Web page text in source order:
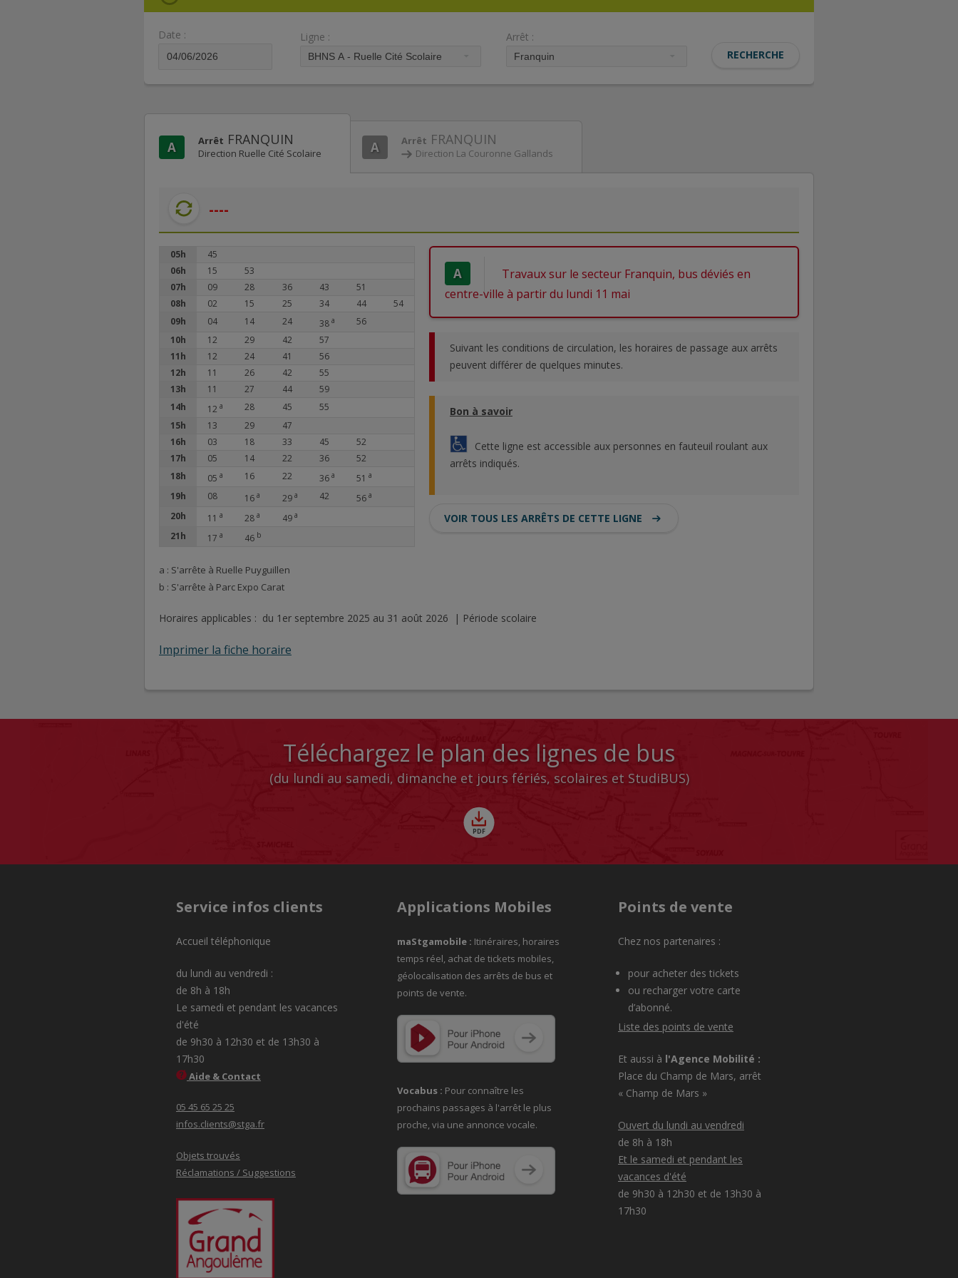
Date : Ligne : Arrêt :
A Arrêt FRANQUIN
Direction Ruelle Cité Scolaire A Arrêt FRANQUIN
Direction La Couronne Gallands
----
05h
45
06h
15
53
07h
09 28 36 43
51
08h
02 15 25 34 44
54
09h
04 14 24 38 a
56
10h
12 29 42
57
11h
12 24 41
56
12h
11 26 42
55
13h
11 27 44
59
14h
12 a 28 45
55
15h
13 29
47
16h
03 18 33 45
52
17h
05 14 22 36
52
18h
05 a 16 22 36 a 51 a
19h 08 16 a 29 a 42 56 a
20h 11 a 28 a 49 a
21h 17 a 46 b
a : S'arrête à Ruelle Puyguillen
b : S'arrête à Parc Expo Carat
A
Travaux sur le secteur Franquin, bus déviés en
centre-ville à partir du lundi 11 mai
Suivant les conditions de circulation, les horaires de passage aux arrêts
peuvent différer de quelques minutes.
Bon à savoir
Cette ligne est accessible aux personnes en fauteuil roulant aux
arrêts indiqués.
VOIR TOUS LES ARRÊTS DE CETTE LIGNE
Horaires applicables : du 1er septembre 2025 au 31 août 2026 | Période scolaire
Imprimer la fiche horaire
Téléchargez le plan des lignes de bus
(du lundi au samedi, dimanche et jours fériés, scolaires et StudiBUS)
Service infos clients
Accueil téléphonique
du lundi au vendredi :
de 8h à 18h
Le samedi et pendant les vacances
d'été
de 9h30 à 12h30 et de 13h30 à
17h30
Aide & Contact
05 45 65 25 25
infos.clients@stga.fr
Objets trouvés
Réclamations / Suggestions
Applications Mobiles
maStgamobile : Itinéraires, horaires
temps réel, achat de tickets mobiles,
géolocalisation des arrêts de bus et
points de vente.
Vocabus : Pour connaître les
prochains passages à l'arrêt le plus
proche, via une annonce vocale.
Points de vente
Chez nos partenaires :
pour acheter des tickets
ou recharger votre carte
d’abonné.
Liste des points de vente
Et aussi à l'Agence Mobilité :
Place du Champ de Mars, arrêt
« Champ de Mars »
Ouvert du lundi au vendredi
de 8h à 18h
Et le samedi et pendant les
vacances d'été
de 9h30 à 12h30 et de 13h30 à
17h30